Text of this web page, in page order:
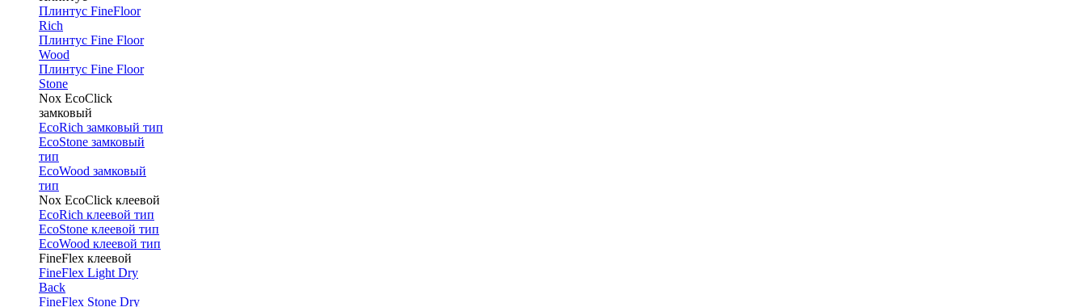
Плинтус FineFloor
Rich
Плинтус Fine Floor
Wood
Плинтус Fine Floor
Stone
Nox EcoClick
замковый
EcoRich замковый тип
EcoStone замковый
тип
EcoWood замковый
тип
Nox EcoClick клеевой
EcoRich клеевой тип
EcoStone клеевой тип
EcoWood клеевой тип
FineFlex клеевой
FineFlex Light Dry
Back
FineFlex Stone Dry